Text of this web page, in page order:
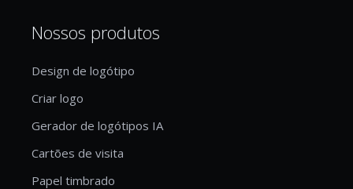
Nossos produtos
Design de logótipo
Criar logo
Gerador de logótipos IA
Cartões de visita
Papel timbrado